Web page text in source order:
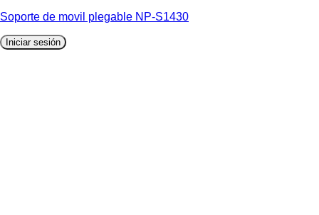
Soporte de movil plegable NP-S1430
Iniciar sesión